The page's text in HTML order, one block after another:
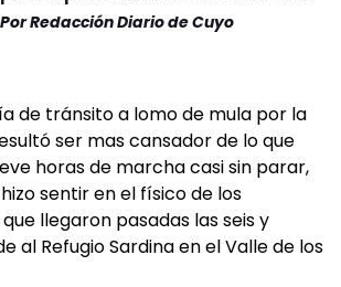
PorRedacción Diario de Cuyo
de tránsito a lomo de mula por la
ser mas cansador de lo que
horas de marcha casi sin parar,
sentir en el físico de los
llegaron pasadas las seis y
al Refugio Sardina en el Valle de los